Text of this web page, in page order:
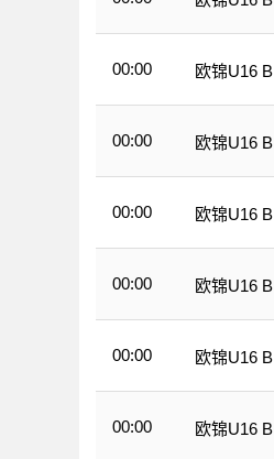
00:00 欧锦U16 B
00:00 欧锦U16 B
00:00 欧锦U16 B
00:00 欧锦U16 B
00:00 欧锦U16 B
00:00 欧锦U16 B